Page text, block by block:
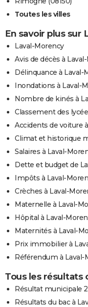
Toutes les villes
En savoir plus sur
Laval-Morency
Avis de décès à
Délinquance à Laval-
Inondations à Laval-
Nombre de kinés à
Classement des
Accidents de voiture
Climat et historique
Salaires à Laval-
Dette et budget de
Impôts à Laval-
Crèches à Laval-
Maternelle à Laval-
Hôpital à Laval-
Maternités à Laval-
Prix immobilier à
Référendum à Laval-
Tous les résultats
Résultat municipale
Résultats du bac à